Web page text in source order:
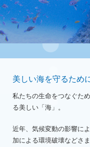
美しい海を守るため
私たちの生命をつなぐた
る美しい「海」。
近年、気候変動の影響に
加による環境破壊などさ